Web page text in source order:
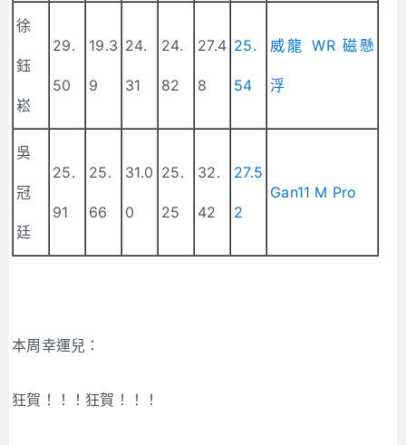
徐
鈺
崧
29.
50
19.3
9
24.
31
24.
82
27.4
8
25.
54
威龍 WR 磁懸
浮
吳
冠
廷
25.
91
25.
66
31.0
0
25.
25
32.
42
27.5
2
Gan11 M Pro
本周幸運兒：
狂賀！！！狂賀！！！